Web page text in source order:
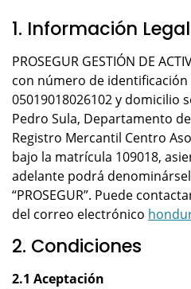
1. Información Legal
PROSEGUR GESTIÓN DE
con número de
05019018026102 y domicilio
Pedro Sula, Departamento
Registro Mercantil Centro
bajo la matrícula 109018,
adelante podrá
“PROSEGUR”. Puede
del correo electrónico
2. Condiciones
2.1 Aceptación